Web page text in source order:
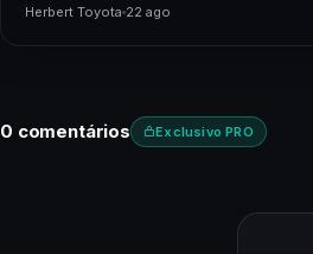
apresentar seus projetos…
Herbert Toyota 22 ago
0 comentários Exclusivo PRO